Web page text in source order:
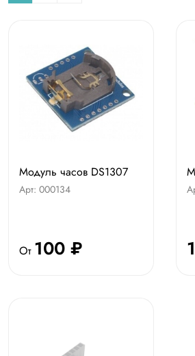
Модуль часов DS1307
Арт: 000134
От 100 ₽